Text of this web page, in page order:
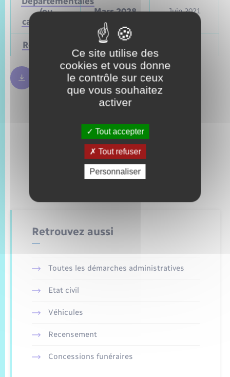
(ou
cantonales)
Mars 2028 Juin 2021
Régionales Mars 2028
Règles bulletin de vote 250.09 Ko
Retrouvez aussi
Toutes les démarches administratives
Etat civil
Véhicules
Recensement
Concessions funéraires
Ce site utilise des
cookies et vous donne
le contrôle sur ceux
que vous souhaitez
activer
Tout accepter
Tout refuser
Personnaliser